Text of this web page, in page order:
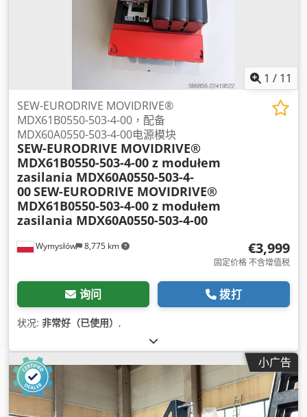
1 / 11
Wymysłów 8,775 km
SEW-EURODRIVE MOVIDRIVE®
MDX61B0550-503-4-00，配备
MDX60A0550-503-4-00电源模块
SEW-EURODRIVE MOVIDRIVE®
MDX61B0550-503-4-00 z modułem
zasilania MDX60A0550-503-4-
00SEW-EURODRIVE MOVIDRIVE®
MDX61B0550-503-4-00 z modułem
zasilania MDX60A0550-503-4-00
€3,999
固定价格 不含增值税
询问 拨打
状况: 非常好（已使用） ,
小广告